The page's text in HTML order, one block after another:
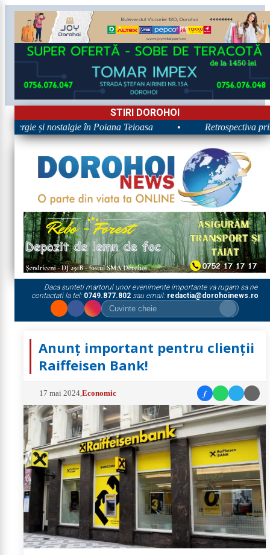
STIRI DOROHOI
și nostalgie în Poiana Teioasa Retrospectiva
Daca sunteti martorul unor evenimente importante va rugam sa ne
contactati la tel: 0749.877.802sau email: redactia@dorohoinews.ro
Anunț important pentru clienții
Raiffeisen Bank!
17 mai 2024 ,Economic f